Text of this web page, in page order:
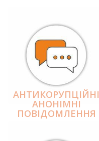
АНТИКОРУПЦІЙНІ
АНОНІМНІ
ПОВІДОМЛЕННЯ